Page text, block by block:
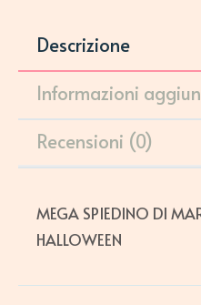
Descrizione
Informazioni
Recensioni (0)
MEGA SPIEDINO DI
HALLOWEEN